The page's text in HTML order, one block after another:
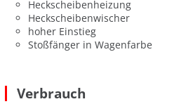
Heckscheibenheizung
Heckscheibenwischer
hoher Einstieg
Stoßfänger in Wagenfarbe
Verbrauch